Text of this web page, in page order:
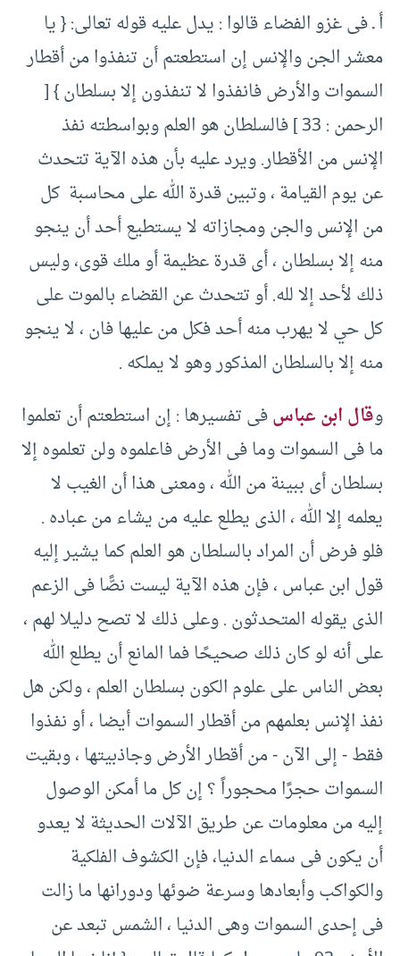
‏أ ـ فى غزو الفضاء قالوا :‏ يدل عليه قوله تعالى:‏ { ‏يا
معشر الجن والإنس إن استطعتم أن تنفذوا من أقطار
السموات والأرض فانفذوا لا تنفذون إلا بسلطان }‏ [‏
الرحمن :‏ ‏33 ]‏ فالسلطان هو العلم وبواسطته نفذ
الإنس من الأقطار.‏ ويرد عليه بأن هذه الآية تتحدث
عن يوم القيامة ، وتبين قدرة الله على محاسبة كل
من الإنس والجن ومجازاته لا يستطيع أحد أن ينجو
منه إلا بسلطان ، أى قدرة عظيمة أو ملك قوى، وليس
ذلك لأحد إلا لله. أو تتحدث عن القضاء بالموت على
كل حي لا يهرب منه أحد فكل من عليها فان ، لا ينجو
منه إلا بالسلطان المذكور وهو لا يملكه .‏
وقال ابن عباسفى تفسيرها :‏ إن استطعتم أن تعلموا
ما فى السموات وما فى الأرض فاعلموه ولن تعلموه إلا
بسلطان أى ببينة من الله ، ومعنى هذا أن الغيب لا
يعلمه إلا الله ، الذى يطلع عليه من يشاء من عباده .‏
فلو فرض أن المراد بالسلطان هو العلم كما يشير إليه
قول ابن عباس ، فإن هذه الآية ليست نصًّا فى الزعم
الذى يقوله المتحدثون .‏ وعلى ذلك لا تصح دليلا لهم ،
على أنه لو كان ذلك صحيحًا فما المانع أن يطلع الله
بعض الناس على علوم الكون بسلطان العلم ، ولكن هل
نفذ الإنس بعلمهم من أقطار السموات أيضا ، أو نفذوا
فقط -‏ إلى الآن -‏ من أقطار الأرض وجاذبيتها ، وبقيت
السموات حجرًا محجوراً ؟ إن كل ما أمكن الوصول
إليه من معلومات عن طريق الآلات الحديثة لا يعدو
أن يكون فى سماء الدنيا، فإن الكشوف الفلكية
والكواكب وأبعادها وسرعة ضوئها ودورانها ما زالت
فى إحدى السموات وهى الدنيا ، الشمس تبعد عن